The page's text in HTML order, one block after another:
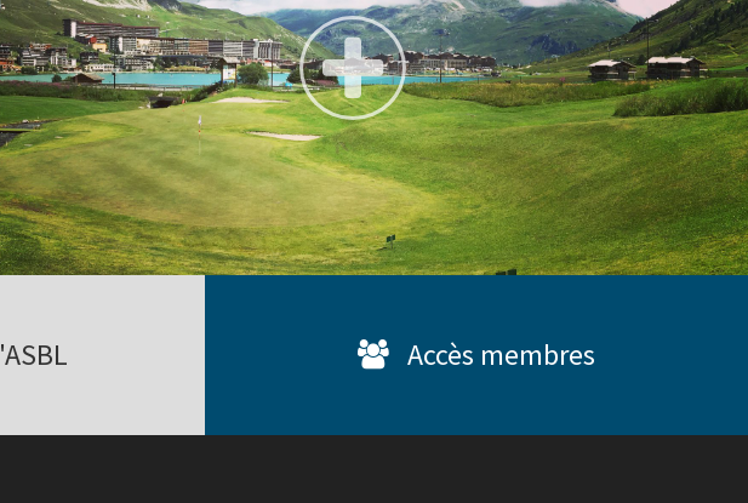
Accès membres